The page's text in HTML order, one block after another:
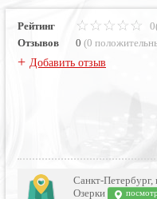
Рейтинг
Отзывов
0 (0
+ Добавить отзыв
Санкт-Петербург,
Озерки